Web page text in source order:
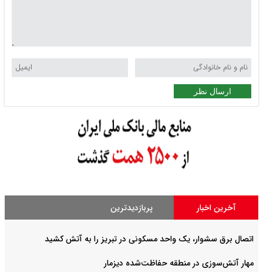
ارسال نظر
آخرین اخبار پربازدیدترین
اتصال برق سشوار، یک واحد مسکونی در تبریز را به آتش کشید
مهار آتش‌سوزی در منطقه حفاظت‌شده دیزمار